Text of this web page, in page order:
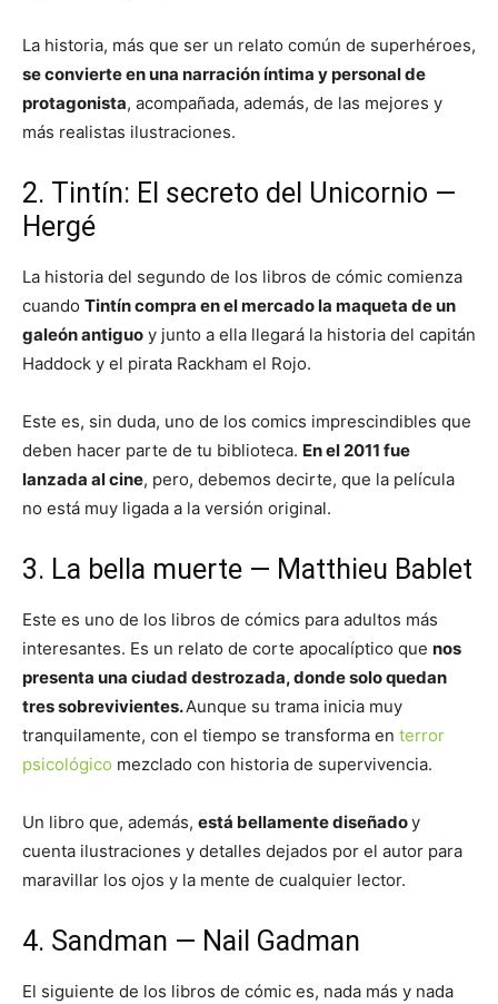
La historia, más que ser un relato común de superhéroes,
se convierte en una narración íntima y personal de
protagonista, acompañada, además, de las mejores y
más realistas ilustraciones.
2. Tintín: El secreto del Unicornio —
Hergé
La historia del segundo de los libros de cómic comienza
cuando Tintín compra en el mercado la maqueta de un
galeón antiguo y junto a ella llegará la historia del capitán
Haddock y el pirata Rackham el Rojo.
Este es, sin duda, uno de los comics imprescindibles que
deben hacer parte de tu biblioteca. En el 2011 fue
lanzada al cine, pero, debemos decirte, que la película
no está muy ligada a la versión original.
3. La bella muerte — Matthieu Bablet
Este es uno de los libros de cómics para adultos más
interesantes. Es un relato de corte apocalíptico que nos
presenta una ciudad destrozada, donde solo quedan
tres sobrevivientes.Aunque su trama inicia muy
tranquilamente, con el tiempo se transforma en terror
psicológico mezclado con historia de supervivencia.
Un libro que, además, está bellamente diseñadoy
cuenta ilustraciones y detalles dejados por el autor para
maravillar los ojos y la mente de cualquier lector.
4. Sandman — Nail Gadman
El siguiente de los libros de cómic es, nada más y nada